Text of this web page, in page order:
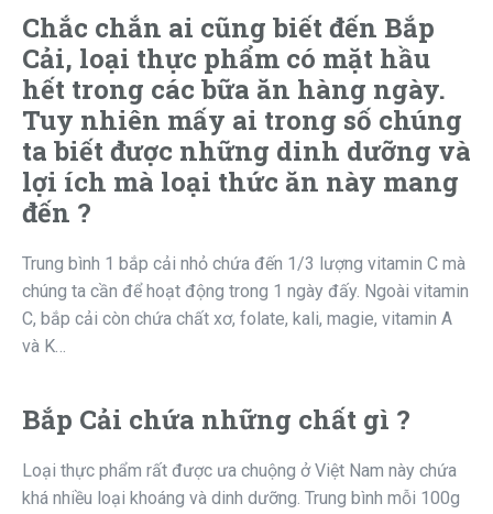
Chắc chắn ai cũng biết đến Bắp
Cải, loại thực phẩm có mặt hầu
hết trong các bữa ăn hàng ngày.
Tuy nhiên mấy ai trong số chúng
ta biết được những dinh dưỡng và
lợi ích mà loại thức ăn này mang
đến ?
Trung bình 1 bắp cải nhỏ chứa đến 1/3 lượng vitamin C mà
chúng ta cần để hoạt động trong 1 ngày đấy. Ngoài vitamin
C, bắp cải còn chứa chất xơ, folate, kali, magie, vitamin A
và K…
Bắp Cải chứa những chất gì ?
Loại thực phẩm rất được ưa chuộng ở Việt Nam này chứa
khá nhiều loại khoáng và dinh dưỡng. Trung bình mỗi 100g